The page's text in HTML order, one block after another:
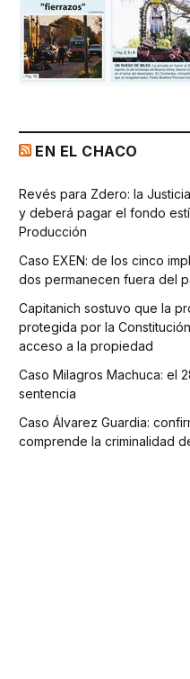
EN EL CHACO
Revés para Zdero: la
y deberá pagar el fondo
Producción
Caso EXEN: de los cinco
dos permanecen fuera del
Capitanich sostuvo que la
protegida por la
acceso a la propiedad
Caso Milagros Machuca: el
sentencia
Caso Álvarez Guardia:
comprende la criminalidad